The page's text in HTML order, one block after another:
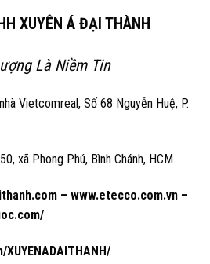
XUYÊN Á ĐẠI THÀNH
Là Niềm Tin
Vietcomreal, Số 68 Nguyễn Huệ, P.
xã Phong Phú, Bình Chánh, HCM
– www.etecco.com.vn –